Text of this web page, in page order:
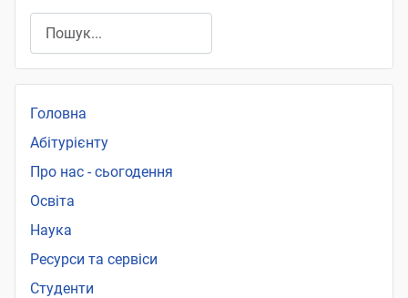
Головна
Абітурієнту
Про нас - сьогодення
Освіта
Наука
Ресурси та сервіси
Студенти